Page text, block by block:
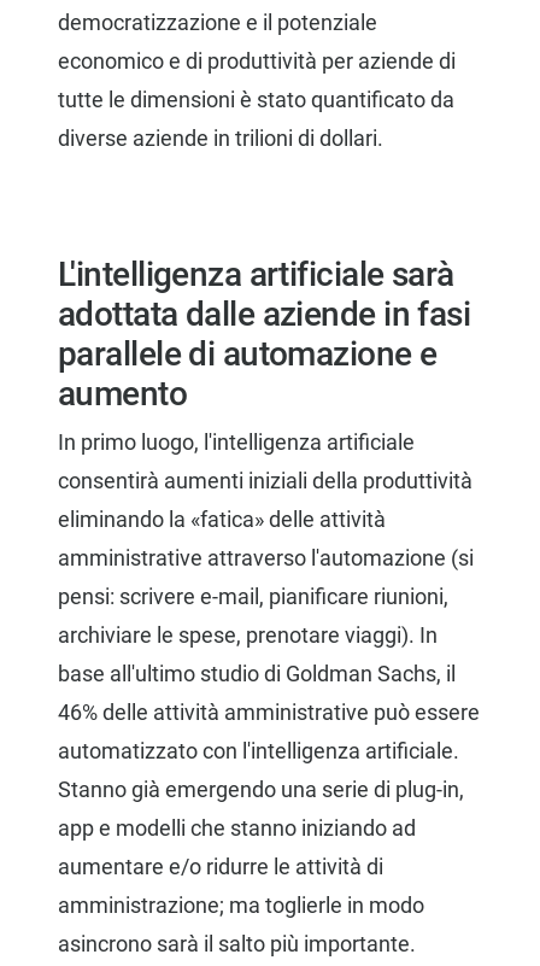
democratizzazione e il potenziale
economico e di produttività per aziende di
tutte le dimensioni è stato quantificato da
diverse aziende in trilioni di dollari.
L'intelligenza artificiale sarà
adottata dalle aziende in fasi
parallele di automazione e
aumento
In primo luogo, l'intelligenza artificiale
consentirà aumenti iniziali della produttività
eliminando la «fatica» delle attività
amministrative attraverso l'automazione (si
pensi: scrivere e-mail, pianificare riunioni,
archiviare le spese, prenotare viaggi). In
base all'ultimo studio di Goldman Sachs, il
46% delle attività amministrative può essere
automatizzato con l'intelligenza artificiale.
Stanno già emergendo una serie di plug-in,
app e modelli che stanno iniziando ad
aumentare e/o ridurre le attività di
amministrazione; ma toglierle in modo
asincrono sarà il salto più importante.